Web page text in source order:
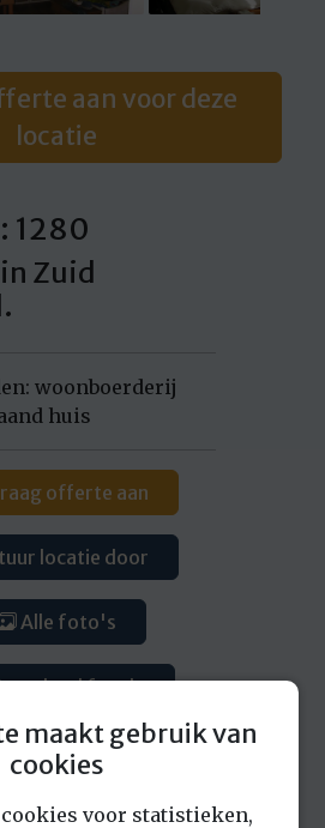
aan voor deze
locatie
1280
Zuid
woonboerderij
huis
offerte aan
locatie door
Alle foto's
foto's
maakt gebruik van
cookies
voor statistieken,